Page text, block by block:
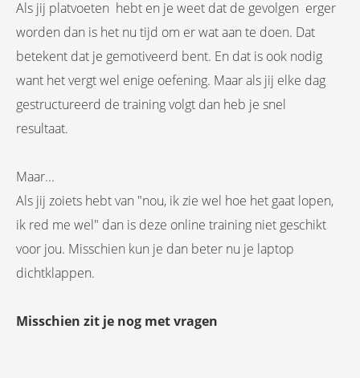
Als jij platvoeten hebt en je weet dat de gevolgen erger
worden dan is het nu tijd om er wat aan te doen. Dat
betekent dat je gemotiveerd bent. En dat is ook nodig
want het vergt wel enige oefening. Maar als jij elke dag
gestructureerd de training volgt dan heb je snel
resultaat.
Maar...
Als jij zoiets hebt van "nou, ik zie wel hoe het gaat lopen,
ik red me wel" dan is deze online training niet geschikt
voor jou. Misschien kun je dan beter nu je laptop
dichtklappen.
Misschien zit je nog met vragen